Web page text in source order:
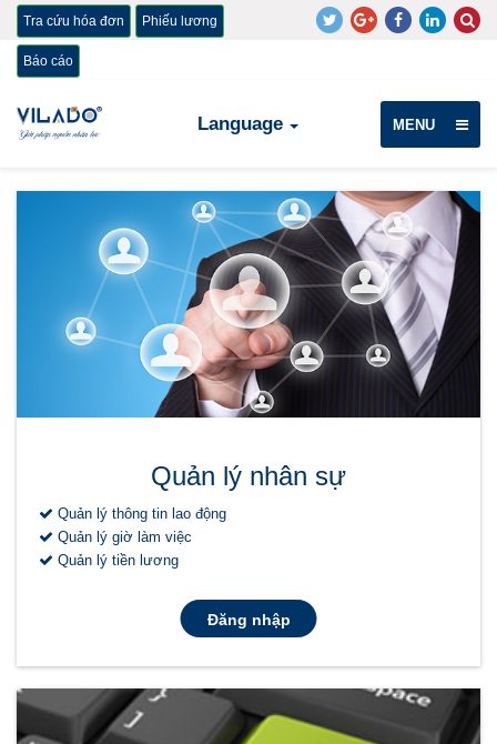
Tra cứu hóa đơn Phiếu lương
Báo cáo
Language MENU
Quản lý nhân sự
Quản lý thông tin lao động
Quản lý giờ làm việc
Quản lý tiền lương
Đăng nhập